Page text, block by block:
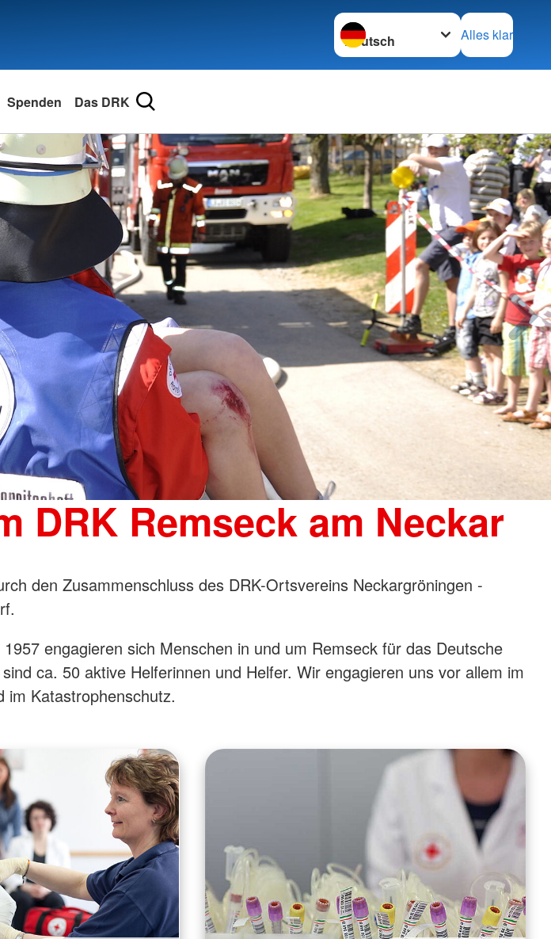
Sprache wechseln zu
Alles klar
Spenden Das DRK
DRK Remseck am Neckar
den Zusammenschluss des DRK-Ortsvereins Neckargröningen -
engagieren sich Menschen in und um Remseck für das Deutsche
ca. 50 aktive Helferinnen und Helfer. Wir engagieren uns vor allem im
im Katastrophenschutz.